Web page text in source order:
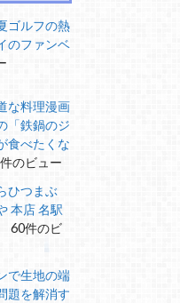
ゴルフの熱
のファンベ
な料理漫画
「鉄鍋のジ
食べたくな
のビュー
ひつまぶ
本店 名駅
60件のビ
で生地の端
題を解消す